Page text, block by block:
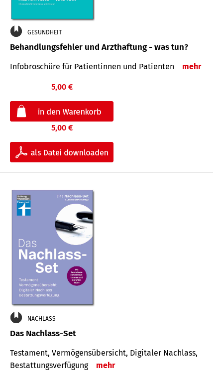
GESUNDHEIT
Behandlungsfehler und Arzthaftung - was tun?
Infobroschüre für Patientinnen und Patienten mehr
5,00 €
5,00 €
NACHLASS
Das Nachlass-Set
Testament, Vermögens­übersicht, Digitaler Nach­lass,
Bestat­tungs­ver­fügung
mehr